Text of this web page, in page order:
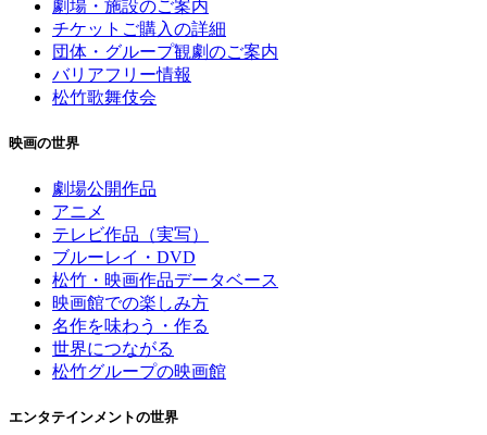
劇場・施設のご案内
チケットご購入の詳細
団体・グループ観劇のご案内
バリアフリー情報
松竹歌舞伎会
映画の世界
劇場公開作品
アニメ
テレビ作品（実写）
ブルーレイ・DVD
松竹・映画作品データベース
映画館での楽しみ方
名作を味わう・作る
世界につながる
松竹グループの映画館
エンタテインメントの世界